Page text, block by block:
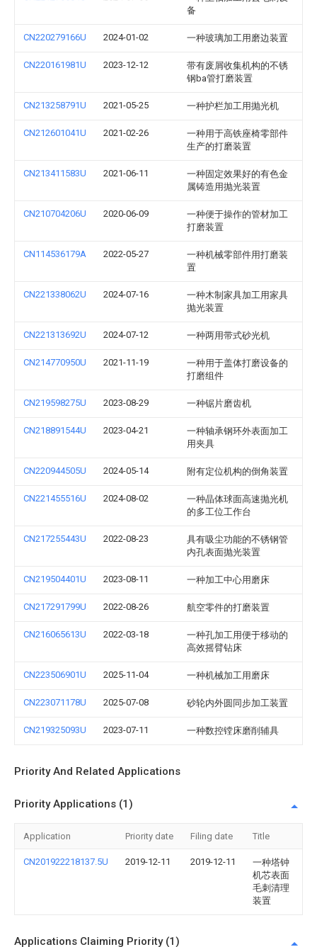
备
CN220279166U 2024-01-02 一种玻璃加工用磨边装置
CN220161981U 2023-12-12
带有废屑收集机构的不锈
钢ba管打磨装置
CN213258791U 2021-05-25 一种护栏加工用抛光机
CN212601041U 2021-02-26
一种用于高铁座椅零部件
生产的打磨装置
CN213411583U 2021-06-11
一种固定效果好的有色金
属铸造用抛光装置
CN210704206U 2020-06-09
一种便于操作的管材加工
打磨装置
CN114536179A 2022-05-27
一种机械零部件用打磨装
置
CN221338062U 2024-07-16
一种木制家具加工用家具
抛光装置
CN221313692U 2024-07-12 一种两用带式砂光机
CN214770950U 2021-11-19
一种用于盖体打磨设备的
打磨组件
CN219598275U 2023-08-29 一种锯片磨齿机
CN218891544U 2023-04-21
一种轴承钢环外表面加工
用夹具
CN220944505U 2024-05-14 附有定位机构的倒角装置
CN221455516U 2024-08-02
一种晶体球面高速抛光机
的多工位工作台
CN217255443U 2022-08-23
具有吸尘功能的不锈钢管
内孔表面抛光装置
CN219504401U 2023-08-11 一种加工中心用磨床
CN217291799U 2022-08-26 航空零件的打磨装置
CN216065613U 2022-03-18
一种孔加工用便于移动的
高效摇臂钻床
CN223506901U 2025-11-04 一种机械加工用磨床
CN223071178U 2025-07-08 砂轮内外圆同步加工装置
CN219325093U 2023-07-11 一种数控镗床磨削辅具
Priority And Related Applications
Priority Applications (1)
Application Priority date Filing date Title
CN201922218137.5U 2019-12-11 2019-12-11
一种塔钟
机芯表面
毛刺清理
装置
Applications Claiming Priority (1)